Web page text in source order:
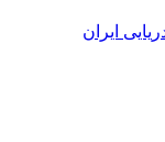
ایران